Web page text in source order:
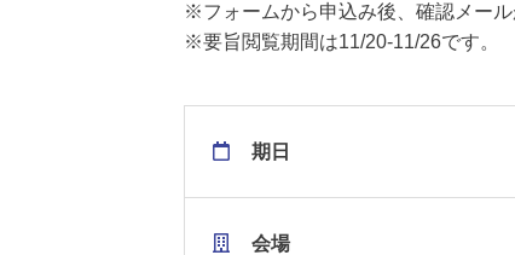
※フォームから申込み後、確認メール
※要旨閲覧期間は11/20-11/26です。
期日
会場